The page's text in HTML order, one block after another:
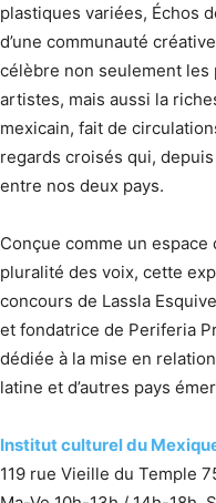
plastiques variées, Échos
d’une communauté
célèbre non seulement
artistes, mais aussi la
mexicain, fait de
regards croisés qui,
entre nos deux pays.
Conçue comme un
pluralité des voix, cette
concours de Lassla
et fondatrice de Periferia
dédiée à la mise en
latine et d’autres pays
Institut culturel du
119 rue Vieille du Temple